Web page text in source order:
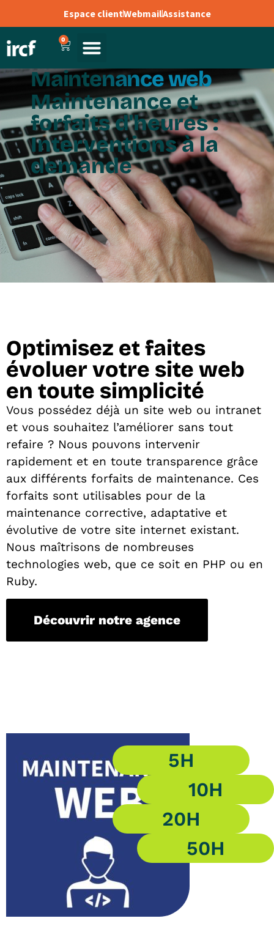
Espace clientWebmailAssistance
0
Maintenance web
Maintenance et
forfaits d'heures :
Interventions à la
demande
Optimisez et faites
évoluer votre site web
en toute simplicité
Vous possédez déjà un site web ou intranet
et vous souhaitez l’améliorer sans tout
refaire ? Nous pouvons intervenir
rapidement et en toute transparence grâce
aux différents forfaits de maintenance. Ces
forfaits sont utilisables pour de la
maintenance corrective, adaptative et
évolutive de votre site internet existant.
Nous maîtrisons de nombreuses
technologies web, que ce soit en PHP ou en
Ruby.
Découvrir notre agence
5H
10H
20H
50H